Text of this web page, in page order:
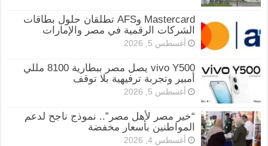
Mastercard وAFS تطلقان حلول بطاقات
الشركات الرقمية في مصر والإمارات
أغسطس 5, 2026
vivo Y500 يصل مصر ببطارية 8100 مللي
أمبير وتجربة ترفيهية بلا توقف
أغسطس 5, 2026
“خير مصر لأهل مصر”.. نموذج ناجح لدعم
المواطنين بأسعار مخفضة
أغسطس 4, 2026